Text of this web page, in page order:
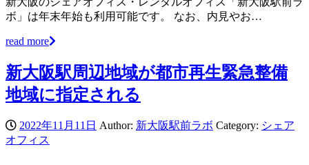
ボ」は年末年始も利用可能です。 なお、内見やお…
read more
新大阪駅周辺地域が都市再生緊急整備
地域に指定される
2022年11月11日 Author: 新大阪駅前ラボ Category: シェア
オフィス